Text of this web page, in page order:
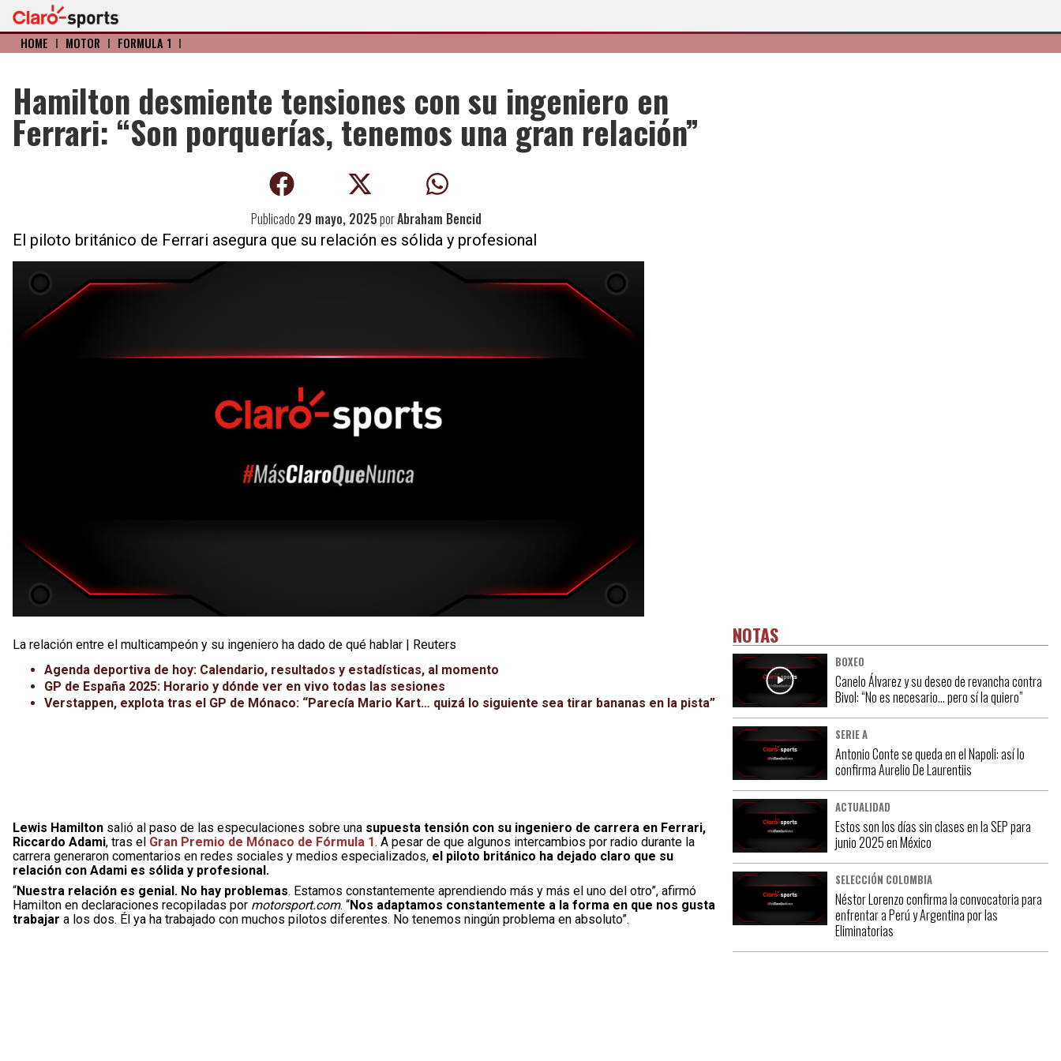
HOME I MOTOR I FÓRMULA 1 I
Hamilton desmiente tensiones con su ingeniero en
Ferrari: “Son porquerías, tenemos una gran relación”
Publicado 29 mayo, 2025porAbraham Bencid
El piloto británico de Ferrari asegura que su relación es sólida y profesional
La relación entre el multicampeón y su ingeniero ha dado de qué hablar | Reuters
Agenda deportiva de hoy: Calendario, resultados y estadísticas, al momento
GP de España 2025: Horario y dónde ver en vivo todas las sesiones
Verstappen, explota tras el GP de Mónaco: “Parecía Mario Kart… quizá lo siguiente sea tirar bananas en la pista”
Lewis Hamilton salió al paso de las especulaciones sobre una supuesta tensión con su ingeniero de carrera en Ferrari,
Riccardo Adami, tras el Gran Premio de Mónaco de Fórmula 1. A pesar de que algunos intercambios por radio durante la
carrera generaron comentarios en redes sociales y medios especializados, el piloto británico ha dejado claro que su
relación con Adami es sólida y profesional.
“Nuestra relación es genial. No hay problemas. Estamos constantemente aprendiendo más y más el uno del otro”, afirmó
Hamilton en declaraciones recopiladas por motorsport.com. “Nos adaptamos constantemente a la forma en que nos gusta
trabajar a los dos. Él ya ha trabajado con muchos pilotos diferentes. No tenemos ningún problema en absoluto”.
NOTAS
BOXEO
Canelo Álvarez y su deseo de revancha contra
Bivol: “No es necesario… pero sí la quiero”
SERIE A
Antonio Conte se queda en el Napoli: así lo
confirma Aurelio De Laurentiis
ACTUALIDAD
Estos son los días sin clases en la SEP para
junio 2025 en México
SELECCIÓN COLOMBIA
Néstor Lorenzo confirma la convocatoria para
enfrentar a Perú y Argentina por las
Eliminatorias